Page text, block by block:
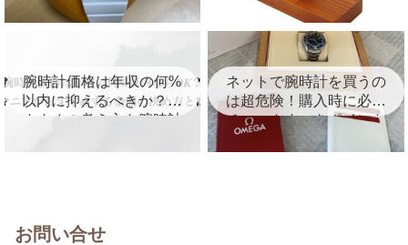
を徹底レビュー！
を紹介！
腕時計価格は年収の何%
以内に抑えるべきか？お
すすめの考え方を腕時計
ネットで腕時計を買うの
は超危険！購入時に必ず
チェックすべきポイント
を徹底解説
お問い合せ